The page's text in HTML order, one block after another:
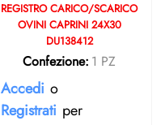
REGISTRO CARICO/SCARICO
OVINI CAPRINI 24X30
DU138412
Confezione: 1 PZ
Accedi o
Registrati per